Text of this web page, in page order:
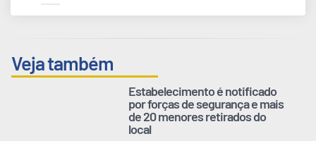
Veja também
Estabelecimento é notificado
por forças de segurança e mais
de 20 menores retirados do
local